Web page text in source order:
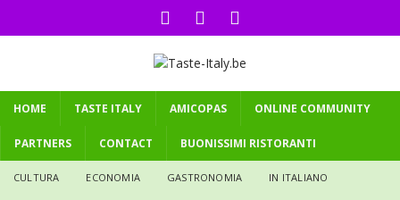
HOME TASTE ITALY AMICOPAS ONLINE COMMUNITY
PARTNERS CONTACT BUONISSIMI RISTORANTI
CULTURA ECONOMIA GASTRONOMIA IN ITALIANO